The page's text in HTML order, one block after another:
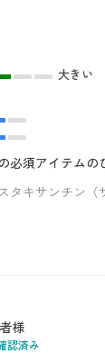
大きい
必須アイテムの
キサンチン（
様
認済み